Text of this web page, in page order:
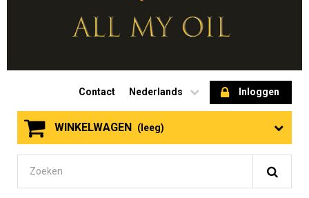
Inloggen
Nederlands
Contact
WINKELWAGEN (leeg)